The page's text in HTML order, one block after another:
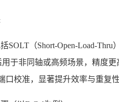
SOLT（Short-Open-Load-
于非同轴或高频场景，精度
口校准，显著提升效率与重复性